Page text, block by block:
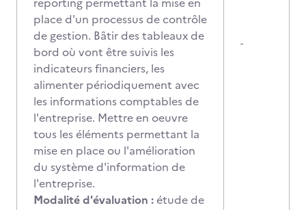
place d'un processus de contrôle
de gestion. Bâtir des tableaux de
bord où vont être suivis les
indicateurs financiers, les
alimenter périodiquement avec
les informations comptables de
l'entreprise. Mettre en oeuvre
tous les éléments permettant la
mise en place ou l'amélioration
du système d'information de
l'entreprise.
Modalité d'évaluation :étude de
-